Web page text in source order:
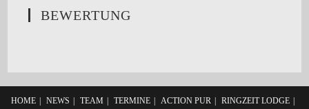
BEWERTUNG
HOME NEWS TEAM TERMINE ACTION PUR
RINGZEIT LODGE